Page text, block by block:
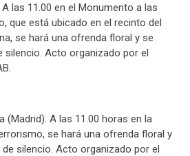
las 11.00 en el Monumento a las
que está ubicado en el recinto del
se hará una ofrenda floral y se
silencio. Acto organizado por el
(Madrid). A las 11.00 horas en la
se hará una ofrenda floral y
silencio. Acto organizado por el